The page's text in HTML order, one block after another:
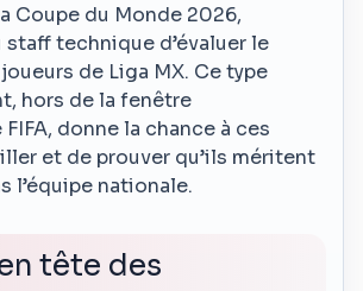
Coupe du Monde 2026,
technique d’évaluer le
de Liga MX. Ce type
hors de la fenêtre
donne la chance à ces
et de prouver qu’ils méritent
l’équipe nationale.
tête des